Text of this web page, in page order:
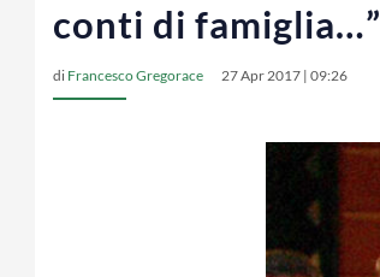
conti di famiglia…”
di Francesco Gregorace 27 Apr 2017 | 09:26